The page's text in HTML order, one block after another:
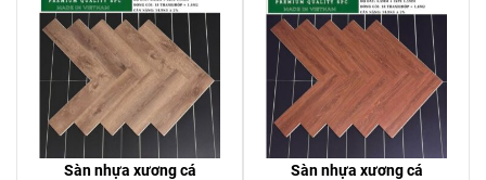
Sàn nhựa xương cá
Sàn nhựa xương cá